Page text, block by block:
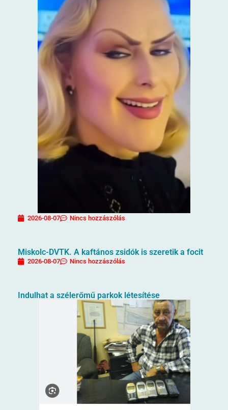
2026-08-07 Nincs hozzászólás
Miskolc-DVTK. A kaftános zsidók is szeretik a focit
2026-08-07 Nincs hozzászólás
Indulhat a szélerőmű parkok létesítése